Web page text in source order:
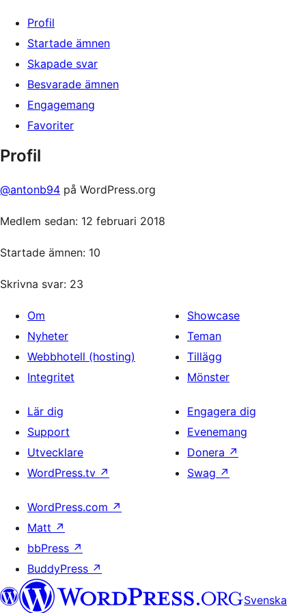
Profil
Startade ämnen
Skapade svar
Besvarade ämnen
Engagemang
Favoriter
Profil
@antonb94 på WordPress.org
Medlem sedan: 12 februari 2018
Startade ämnen: 10
Skrivna svar: 23
Om
Nyheter
Webbhotell (hosting)
Integritet
Showcase
Teman
Tillägg
Mönster
Lär dig
Support
Utvecklare
WordPress.tv ↗
Engagera dig
Evenemang
Donera ↗
Swag ↗
WordPress.com ↗
Matt ↗
bbPress ↗
BuddyPress ↗
Svenska